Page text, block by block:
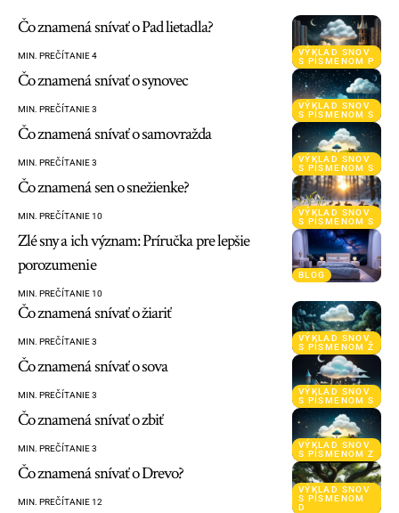
VÝKLAD SNOV
S PÍSMENOM P
Čo znamená snívať o Pad lietadla?
MIN. PREČÍTANIE 4
VÝKLAD SNOV
S PÍSMENOM S
Čo znamená snívať o synovec
MIN. PREČÍTANIE 3
VÝKLAD SNOV
S PÍSMENOM S
Čo znamená snívať o samovražda
MIN. PREČÍTANIE 3
VÝKLAD SNOV
S PÍSMENOM S
Čo znamená sen o snežienke?
MIN. PREČÍTANIE 10
BLOG
Zlé sny a ich význam: Príručka pre lepšie
porozumenie
MIN. PREČÍTANIE 10
VÝKLAD SNOV
S PÍSMENOM Ž
Čo znamená snívať o žiariť
MIN. PREČÍTANIE 3
VÝKLAD SNOV
S PÍSMENOM S
Čo znamená snívať o sova
MIN. PREČÍTANIE 3
VÝKLAD SNOV
S PÍSMENOM Z
Čo znamená snívať o zbiť
MIN. PREČÍTANIE 3
VÝKLAD SNOV
S PÍSMENOM
D
Čo znamená snívať o Drevo?
MIN. PREČÍTANIE 12